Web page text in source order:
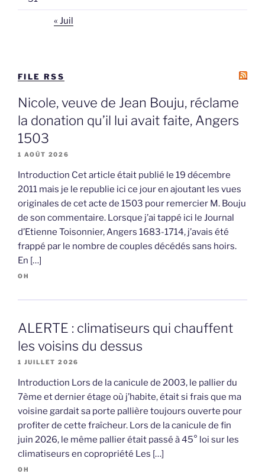
« Juil
FILE RSS
Nicole, veuve de Jean Bouju, réclame
la donation qu’il lui avait faite, Angers
1503
1 AOÛT 2026
Introduction Cet article était publié le 19 décembre
2011 mais je le republie ici ce jour en ajoutant les vues
originales de cet acte de 1503 pour remercier M. Bouju
de son commentaire. Lorsque j’ai tappé ici le Journal
d’Etienne Toisonnier, Angers 1683-1714, j’avais été
frappé par le nombre de couples décédés sans hoirs.
En […]
OH
ALERTE : climatiseurs qui chauffent
les voisins du dessus
1 JUILLET 2026
Introduction Lors de la canicule de 2003, le pallier du
7ème et dernier étage où j’habite, était si frais que ma
voisine gardait sa porte pallière toujours ouverte pour
profiter de cette fraîcheur. Lors de la canicule de fin
juin 2026, le même pallier était passé à 45° loi sur les
climatiseurs en copropriété Les […]
OH